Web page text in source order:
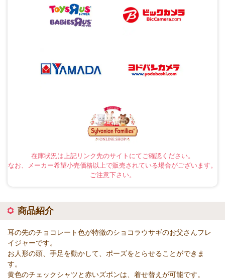
在庫状況は上記リンク先のサイトにてご確認ください。
なお、メーカー希望小売価格以上で販売されている場合がございます。
ご注意下さい。
商品紹介
耳の先のチョコレート色が特徴のショコラウサギのお父さんフレ
イジャーです。
お人形の頭、手足を動かして、ポーズをとらせることができま
す。
黄色のチェックシャツと赤いズボンは、着せ替えが可能です。